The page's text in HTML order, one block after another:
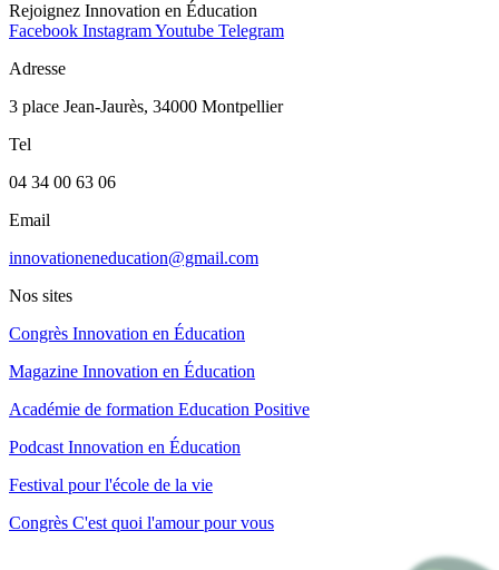
Rejoignez Innovation en Éducation
Facebook InstagramYoutube Telegram
Adresse
3 place Jean-Jaurès, 34000 Montpellier
Tel
04 34 00 63 06
Email
innovationeneducation@gmail.com
Nos sites
Congrès Innovation en Éducation
Magazine Innovation en Éducation
Académie de formation Education Positive
Podcast Innovation en Éducation
Festival pour l'école de la vie
Congrès C'est quoi l'amour pour vous